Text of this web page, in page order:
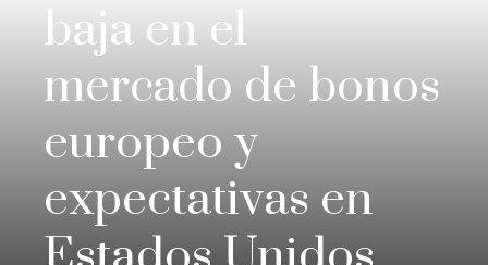
baja en el
mercado de bonos
europeo y
expectativas en